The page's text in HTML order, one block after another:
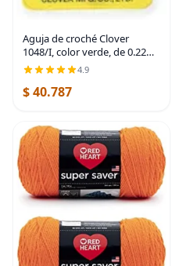
Aguja de croché Clover
1048/I, color verde, de 0.22
pulgadas
4.9
$ 40.787